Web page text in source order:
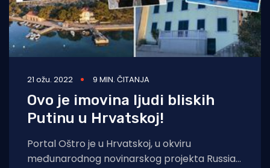
21 ožu. 2022 9 MIN. ČITANJA
Ovo je imovina ljudi bliskih
Putinu u Hrvatskoj!
Portal Oštro je u Hrvatskoj, u okviru
međunarodnog novinarskog projekta Russian